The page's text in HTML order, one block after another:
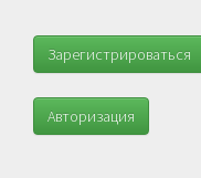
Зарегистрироваться
Авторизация